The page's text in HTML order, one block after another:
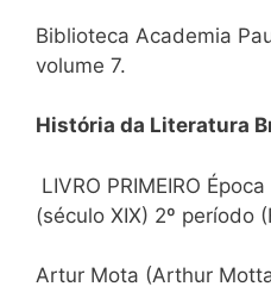
Biblioteca Academia
volume 7.
História da Literatura
LIVRO PRIMEIRO
(século XIX) 2º período
Artur Mota (Arthur